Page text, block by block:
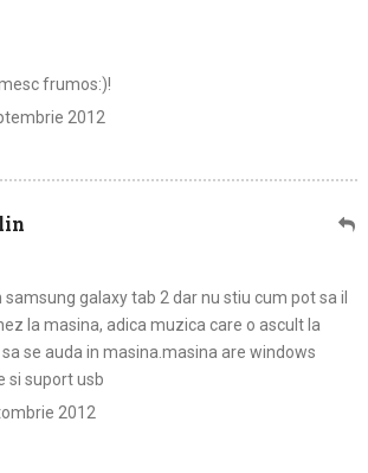
frumos:)!
2012
samsung galaxy tab 2 dar nu stiu cum pot sa il
la masina, adica muzica care o ascult la
se auda in masina.masina are windows
si suport usb
2012